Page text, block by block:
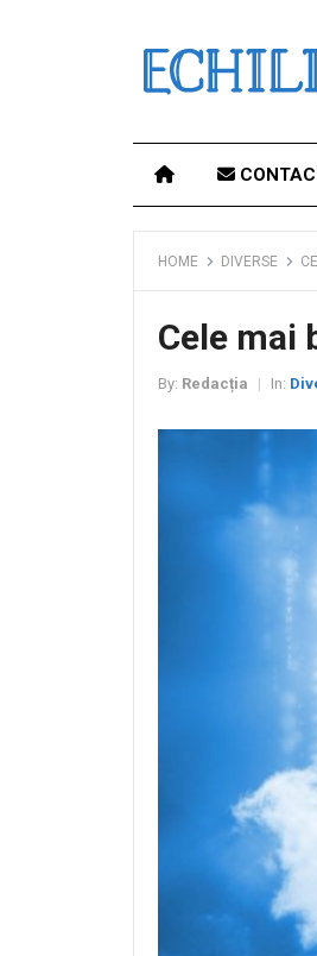
HOME DIVERSE
Cele mai
By: Redacția In: